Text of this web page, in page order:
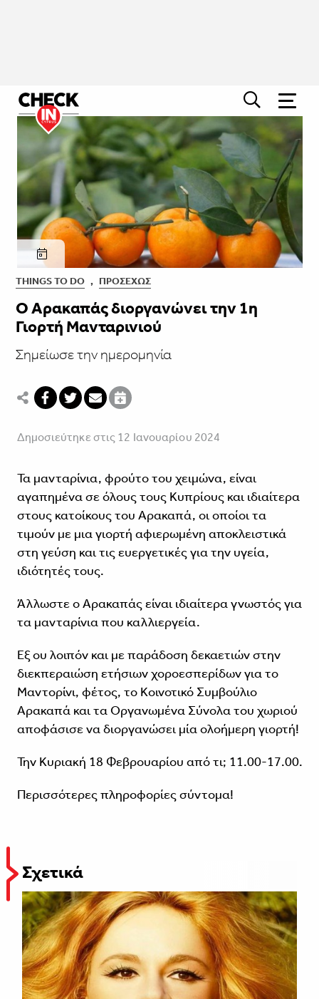
THINGS TO DO , ΠΡΟΣΕΧΏΣ
Ο Αρακαπάς διοργανώνει την 1η
Γιορτή Μανταρινιού
Σημείωσε την ημερομηνία
Δημοσιεύτηκε στις 12 Ιανουαρίου 2024
Τα μανταρίνια, φρούτο του χειμώνα, είναι
αγαπημένα σε όλους τους Κυπρίους και ιδιαίτερα
στους κατοίκους του Αρακαπά, οι οποίοι τα
τιμούν με μια γιορτή αφιερωμένη αποκλειστικά
στη γεύση και τις ευεργετικές για την υγεία,
ιδιότητές τους.
Άλλωστε ο Αρακαπάς είναι ιδιαίτερα γνωστός για
τα μανταρίνια που καλλιεργεία.
Εξ ου λοιπόν και με παράδοση δεκαετιών στην
διεκπεραιώση ετήσιων χοροεσπερίδων για το
Μαντορίνι, φέτος, το Κοινοτικό Συμβούλιο
Αρακαπά και τα Οργανωμένα Σύνολα του χωριού
αποφάσισε να διοργανώσει μία ολοήμερη γιορτή!
Την Κυριακή 18 Φεβρουαρίου από τι; 11.00-17.00.
Περισσότερες πληροφορίες σύντομα!
Σχετικά